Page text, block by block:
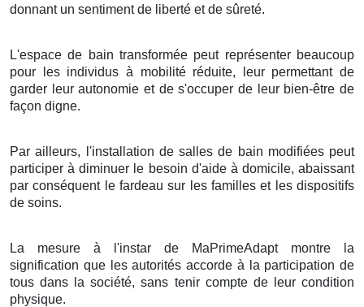
donnant un sentiment de liberté et de sûreté.
L'espace de bain transformée peut représenter beaucoup
pour les individus à mobilité réduite, leur permettant de
garder leur autonomie et de s'occuper de leur bien-être de
façon digne.
Par ailleurs, l'installation de salles de bain modifiées peut
participer à diminuer le besoin d'aide à domicile, abaissant
par conséquent le fardeau sur les familles et les dispositifs
de soins.
La mesure à l'instar de MaPrimeAdapt montre la
signification que les autorités accorde à la participation de
tous dans la société, sans tenir compte de leur condition
physique.